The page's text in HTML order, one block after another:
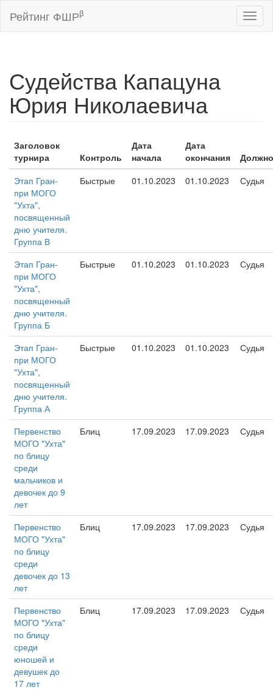
Рейтинг ФШРβ
Судейства Капацуна
Юрия Николаевича
Заголовок
турнира
Контроль
Дата
начала
Дата
окончания
Этап Гран-
при МОГО
"Ухта",
посвященный
дню учителя.
Группа В
Быстрые 01.10.2023 01.10.2023 Судья
Этап Гран-
при МОГО
"Ухта",
посвященный
дню учителя.
Группа Б
Быстрые 01.10.2023 01.10.2023 Судья
Этап Гран-
при МОГО
"Ухта",
посвященный
дню учителя.
Группа А
Быстрые 01.10.2023 01.10.2023 Судья
Первенство
МОГО "Ухта"
по блицу
среди
мальчиков и
девочек до 9
лет
Блиц 17.09.2023 17.09.2023 Судья
Первенство
МОГО "Ухта"
по блицу
среди
девочек до 13
лет
Блиц 17.09.2023 17.09.2023 Судья
Первенство
МОГО "Ухта"
по блицу
среди
юношей и
девушек до
17 лет
Блиц 17.09.2023 17.09.2023 Судья